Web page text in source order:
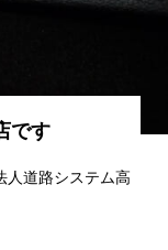
です
人道路システム高